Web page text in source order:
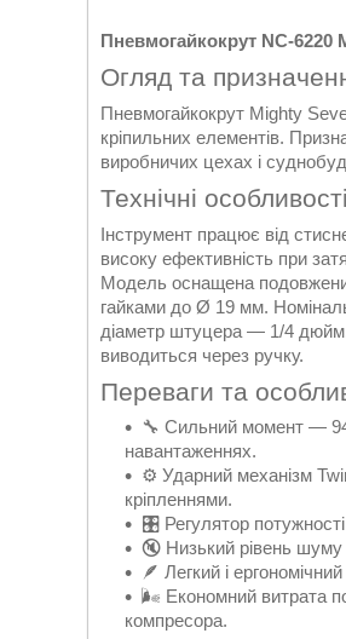
Пневмогайкокрут NC-
Огляд та
Пневмогайкокрут Mighty
кріпильних елементів.
виробничих цехах і
Технічні
Інструмент працює від
високу ефективність при
Модель оснащена
гайками до Ø 19 мм.
діаметр штуцера — 1/4 дюйм.
виводиться через ручку.
Переваги та
🔧 Сильний момент —
навантаженнях.
⚙️ Ударний механізм
кріпленнями.
🎛 Регулятор
🔇 Низький рівень
🪶 Легкий і
🌬 Економний витрата
компресора.